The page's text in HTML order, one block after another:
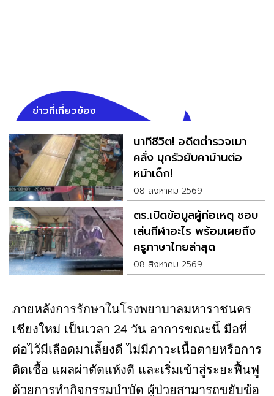
ข่าวที่เกี่ยวข้อง
นาทีชีวิต! อดีตตำรวจเมา
คลั่ง บุกรัวยับคาบ้านต่อ
หน้าเด็ก!
08 สิงหาคม 2569
ตร.เปิดข้อมูลผู้ก่อเหตุ ชอบ
เล่นกีฬาอะไร พร้อมเผยถึง
ครูภาษาไทยล่าสุด
08 สิงหาคม 2569
ภายหลังการรักษาในโรงพยาบาลมหาราชนคร
เชียงใหม่ เป็นเวลา 24 วัน อาการขณะนี้ มือที่
ต่อไว้มีเลือดมาเลี้ยงดี ไม่มีภาวะเนื้อตายหรือการ
ติดเชื้อ แผลผ่าตัดแห้งดี และเริ่มเข้าสู่ระยะฟื้นฟู
ด้วยการทำกิจกรรมบำบัด ผู้ป่วยสามารถขยับข้อ